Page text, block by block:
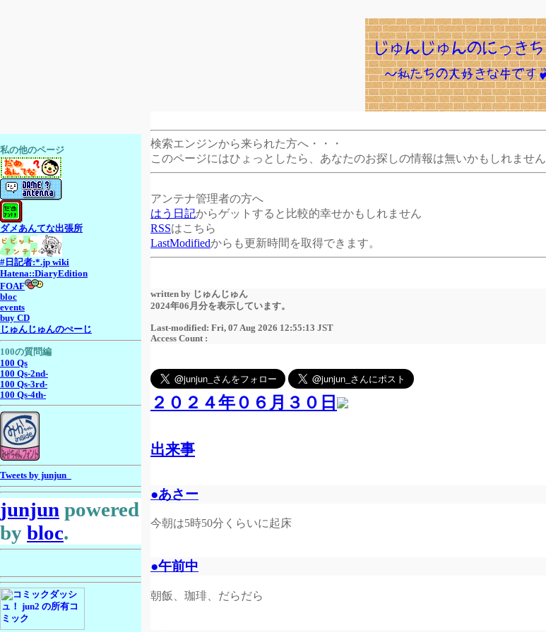
検索エンジンから来られた方へ・・・
このページにはひょっとしたら、あなたのお探しの情報は無いかもしれません
アンテナ管理者の方へ
はう日記からゲットすると比較的幸せかもしれません
RSSはこちら
LastModifiedからも更新時間を取得できます。
written by じゅんじゅん
2024年06月分を表示しています。
Last-modified: Fri, 07 Aug 2026 12:55:13 JST
Access Count :
２０２４年０６月３０日
出来事
●あさー
今朝は5時50分くらいに起床
●午前中
朝飯、珈琲、だらだら
私の他のページ
ダメあんてな出張所
#日記者:*.jp wiki
Hatena::DiaryEdition
FOAF
bloc
events
buy CD
じゅんじゅんのぺーじ
100の質問編
100 Qs
100 Qs-2nd-
100 Qs-3rd-
100 Qs-4th-
Tweets by junjun_
junjun powered
by bloc.